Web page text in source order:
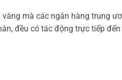
vàng mà các ngân hàng trung
đều có tác động trực tiếp đến